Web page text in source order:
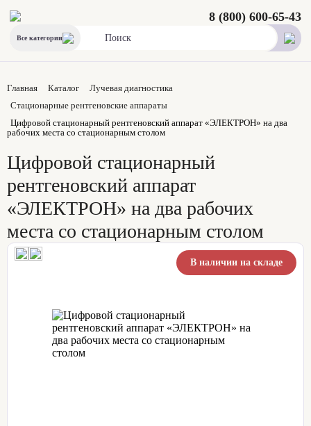
Все категории
8 (800) 600-65-43
Главная Каталог
Лучевая диагностика
Стационарные рентгеновские аппараты
Цифровой стационарный рентгеновский аппарат «ЭЛЕКТРОН» на два
рабочих места со стационарным столом
Цифровой стационарный
рентгеновский аппарат
«ЭЛЕКТРОН» на два рабочих
места со стационарным столом
В наличии на складе